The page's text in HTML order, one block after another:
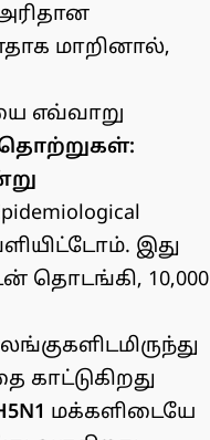
மாறினால்,
எவ்வாறு
தொற்றுகள்:
இது
தொடங்கி, 10,000
காட்டுகிறது
மக்களிடையே